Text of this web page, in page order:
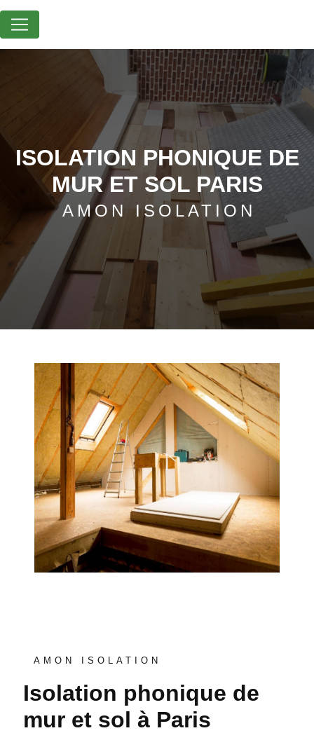
ISOLATION PHONIQUE DE
MUR ET SOL PARIS
AMON ISOLATION
AMON ISOLATION
isolation phonique de
mur et sol à Paris
Panneau de gestion des cookies